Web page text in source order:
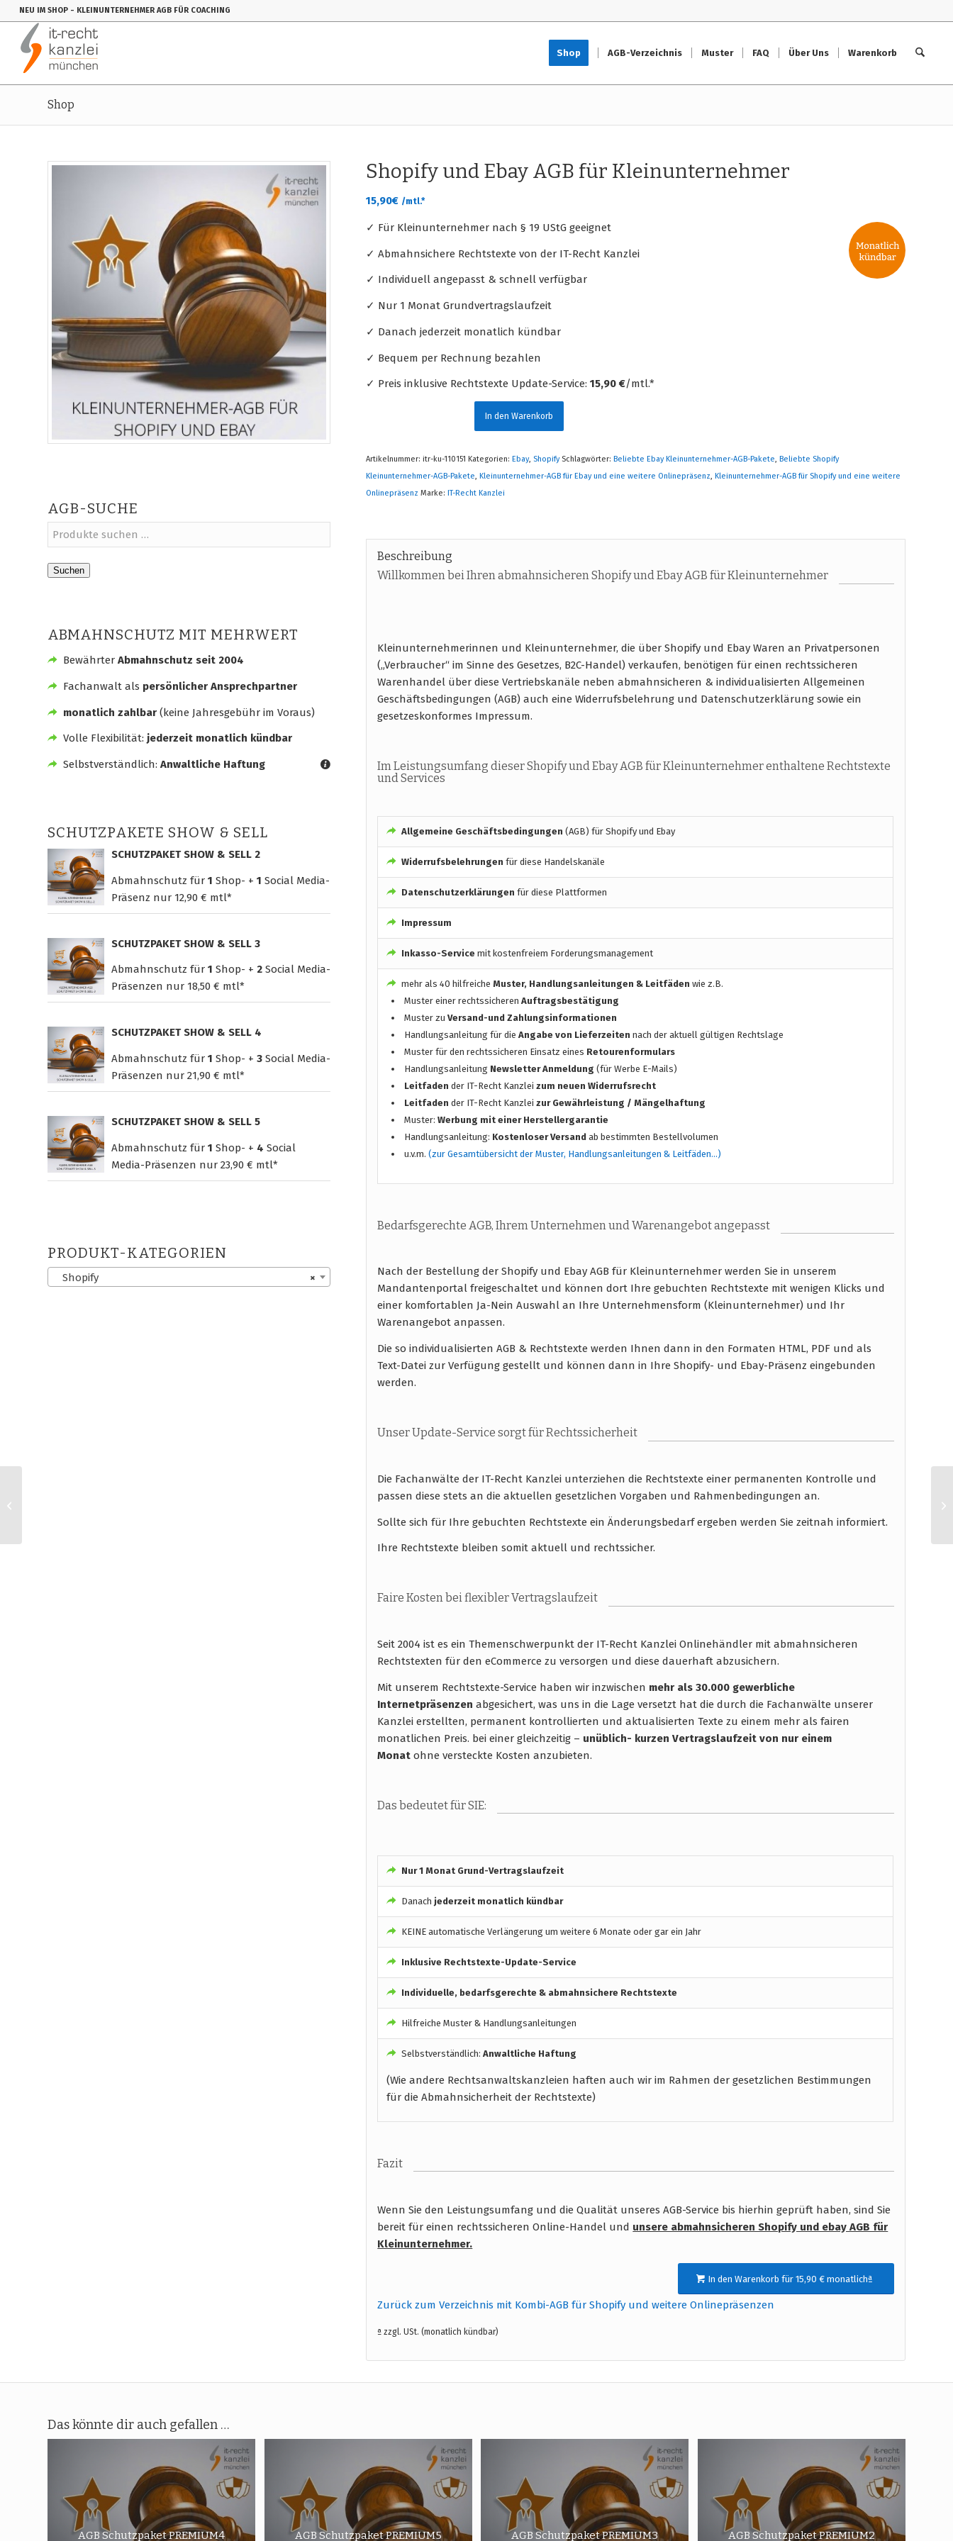
NEU IM SHOP - KLEINUNTERNEHMER AGB FÜR COACHING
Shop AGB-Verzeichnis Muster FAQ Über Uns Warenkorb
Shop
AGB-SUCHE
Suchen
ABMAHNSCHUTZ MIT MEHRWERT
BewährterAbmahnschutz seit 2004
Fachanwalt als persönlicher Ansprechpartner
monatlich zahlbar(keine Jahresgebühr im Voraus)
Volle Flexibilität: jederzeit monatlich kündbar
Selbstverständlich: Anwaltliche Haftung
SCHUTZPAKETE SHOW & SELL
SCHUTZPAKET SHOW & SELL 2
Abmahnschutz für 1 Shop- + 1 Social Media-
Präsenz nur 12,90 € mtl*
SCHUTZPAKET SHOW & SELL 3
Abmahnschutz für 1 Shop- + 2 Social Media-
Präsenzen nur 18,50 € mtl*
SCHUTZPAKET SHOW & SELL 4
Abmahnschutz für 1 Shop- + 3 Social Media-
Präsenzen nur 21,90 € mtl*
SCHUTZPAKET SHOW & SELL 5
Abmahnschutz für 1 Shop- + 4 Social
Media-Präsenzen nur 23,90 € mtl*
PRODUKT-KATEGORIEN
×
Shopify
Shopify und Ebay AGB für Kleinunternehmer
15,90€ /mtl.*
✓ Für Kleinunternehmer nach § 19 UStG geeignet
✓ Abmahnsichere Rechtstexte von der IT-Recht Kanzlei
✓ Individuell angepasst & schnell verfügbar
✓ Nur 1 Monat Grundvertragslaufzeit
✓ Danach jederzeit monatlich kündbar
✓ Bequem per Rechnung bezahlen
✓ Preis inklusive Rechtstexte Update-Service:15,90 €/mtl.*
In den Warenkorb
Artikelnummer:itr-ku-110151 Kategorien:Ebay, Shopify Schlagwörter:Beliebte Ebay Kleinunternehmer-AGB-Pakete,Beliebte Shopify
Kleinunternehmer-AGB-Pakete,Kleinunternehmer-AGB für Ebay und eine weitere Onlinepräsenz,Kleinunternehmer-AGB für Shopify und eine weitere
Onlinepräsenz Marke:IT-Recht Kanzlei
Beschreibung
Willkommen bei Ihren abmahnsicheren Shopify und Ebay AGB für Kleinunternehmer
Kleinunternehmerinnen und Kleinunternehmer, die über Shopify und Ebay Waren an Privatpersonen
(„Verbraucher“ im Sinne des Gesetzes, B2C-Handel) verkaufen, benötigen für einen rechtssicheren
Warenhandel über diese Vertriebskanäle neben abmahnsicheren & individualisierten Allgemeinen
Geschäftsbedingungen (AGB) auch eine Widerrufsbelehrung und Datenschutzerklärung sowie ein
gesetzeskonformes Impressum.
Im Leistungsumfang dieser Shopify und Ebay AGB für Kleinunternehmer enthaltene Rechtstexte
und Services
Allgemeine Geschäftsbedingungen (AGB) für Shopify und Ebay
Widerrufsbelehrungen für diese Handelskanäle
Datenschutzerklärungen für diese Plattformen
Impressum
Inkasso-Service mit kostenfreiem Forderungsmanagement
mehr als 40 hilfreiche Muster, Handlungsanleitungen & Leitfäden wie z.B.
Muster einer rechtssicherenAuftragsbestätigung
Muster zuVersand-und Zahlungsinformationen
Handlungsanleitung für dieAngabe von Lieferzeiten nach der aktuell gültigen Rechtslage
Muster für den rechtssicheren Einsatz eines Retourenformulars
Handlungsanleitung Newsletter Anmeldung(für Werbe E-Mails)
Leitfaden der IT-Recht Kanzleizum neuen Widerrufsrecht
Leitfaden der IT-Recht Kanzleizur Gewährleistung / Mängelhaftung
Muster:Werbung mit einer Herstellergarantie
Handlungsanleitung: Kostenloser Versand ab bestimmten Bestellvolumen
u.v.m.(zur Gesamtübersicht der Muster, Handlungsanleitungen & Leitfäden…)
Bedarfsgerechte AGB, Ihrem Unternehmen und Warenangebot angepasst
Nach der Bestellung der Shopify und Ebay AGB für Kleinunternehmer werden Sie in unserem
Mandantenportal freigeschaltet und können dort Ihre gebuchten Rechtstexte mit wenigen Klicks und
einer komfortablen Ja-Nein Auswahl an Ihre Unternehmensform (Kleinunternehmer) und Ihr
Warenangebot anpassen.
Die so individualisierten AGB & Rechtstexte werden Ihnen dann in den Formaten HTML, PDF und als
Text-Datei zur Verfügung gestellt und können dann in Ihre Shopify- und Ebay-Präsenz eingebunden
werden.
Unser Update-Service sorgt für Rechtssicherheit
Die Fachanwälte der IT-Recht Kanzlei unterziehen die Rechtstexte einer permanenten Kontrolle und
passen diese stets an die aktuellen gesetzlichen Vorgaben und Rahmenbedingungen an.
Sollte sich für Ihre gebuchten Rechtstexte ein Änderungsbedarf ergeben werden Sie zeitnah informiert.
Ihre Rechtstexte bleiben somit aktuell und rechtssicher.
Faire Kosten bei flexibler Vertragslaufzeit
Seit 2004 ist es ein Themenschwerpunkt der IT-Recht Kanzlei Onlinehändler mit abmahnsicheren
Rechtstexten für den eCommerce zu versorgen und diese dauerhaft abzusichern.
Mit unserem Rechtstexte-Service haben wir inzwischen mehr als 30.000 gewerbliche
Internetpräsenzen abgesichert, was uns in die Lage versetzt hat die durch die Fachanwälte unserer
Kanzlei erstellten, permanent kontrollierten und aktualisierten Texte zu einem mehr als fairen
monatlichen Preis. bei einer gleichzeitig – unüblich- kurzen Vertragslaufzeit von nur einem
Monatohne versteckte Kosten anzubieten.
Das bedeutet für SIE:
Nur 1 Monat Grund-Vertragslaufzeit
Danach jederzeit monatlich kündbar
KEINE automatische Verlängerung um weitere 6 Monate oder gar ein Jahr
Inklusive Rechtstexte-Update-Service
Individuelle, bedarfsgerechte & abmahnsichere Rechtstexte
Hilfreiche Muster & Handlungsanleitungen
Selbstverständlich: Anwaltliche Haftung
(Wie andere Rechtsanwaltskanzleien haften auch wir im Rahmen der gesetzlichen Bestimmungen
für die Abmahnsicherheit der Rechtstexte)
Fazit
Wenn Sie den Leistungsumfang und die Qualität unseres AGB-Service bis hierhin geprüft haben, sind Sie
bereit für einen rechtssicheren Online-Handel und unsere abmahnsicheren Shopify und ebay AGB für
Kleinunternehmer.
In den Warenkorb für 15,90 € monatlichª
Zurück zum Verzeichnis mit Kombi-AGB für Shopify und weitere Onlinepräsenzen
ª zzgl. USt. (monatlich kündbar)
Das könnte dir auch gefallen …
AGB Schutzpaket PREMIUM4 AGB Schutzpaket PREMIUM5 AGB Schutzpaket PREMIUM3 AGB Schutzpaket PREMIUM2